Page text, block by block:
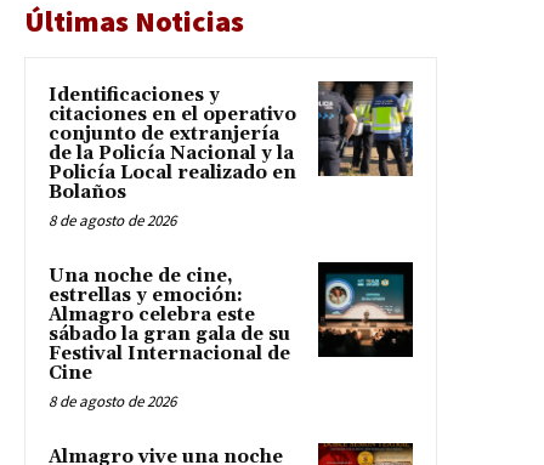
Últimas Noticias
Identificaciones y
citaciones en el operativo
conjunto de extranjería
de la Policía Nacional y la
Policía Local realizado en
Bolaños
8 de agosto de 2026
Una noche de cine,
estrellas y emoción:
Almagro celebra este
sábado la gran gala de su
Festival Internacional de
Cine
8 de agosto de 2026
Almagro vive una noche